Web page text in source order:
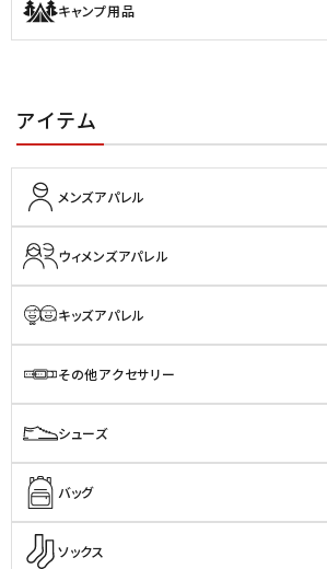
キャンプ用品
アイテム
メンズアパレル
ウィメンズアパレル
キッズアパレル
その他アクセサリー
シューズ
バッグ
ソックス